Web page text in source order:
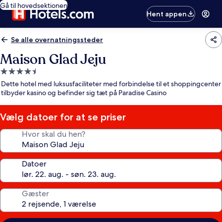
Gå til hovedsektionen
Hent appen
Se alle overnatningssteder
Maison Glad Jeju
4.5-
stjernet
overnatningssted
Dette hotel med luksusfaciliteter med forbindelse til et shoppingcenter
tilbyder kasino og befinder sig tæt på Paradise Casino
Vælg datoer for at se priser
Hvor skal du hen?
Datoer
Gæster